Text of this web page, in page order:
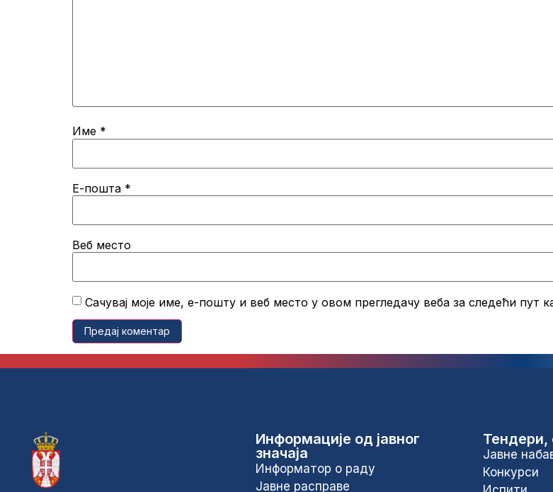
Име *
Е-пошта *
Веб место
Сачувај моје име, е-пошту и веб место у овом прегледачу веба за следећи пут
Информације од јавног
значаја
Информатор о раду
Јавне расправе
Тендери,
Јавне
Конкурси